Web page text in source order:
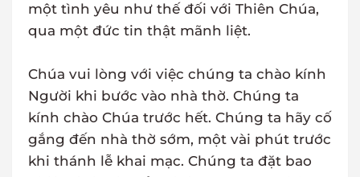
một tình yêu như thế đối với Thiên Chúa,
qua một đức tin thật mãnh liệt.
Chúa vui lòng với việc chúng ta chào kính
Người khi bước vào nhà thờ. Chúng ta
kính chào Chúa trước hết. Chúng ta hãy cố
gắng đến nhà thờ sớm, một vài phút trước
khi thánh lễ khai mạc. Chúng ta đặt bao